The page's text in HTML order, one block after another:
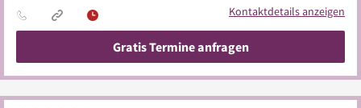
Kontaktdetails anzeigen
Gratis Termine anfragen